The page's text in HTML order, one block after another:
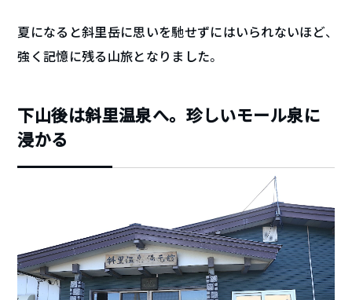
夏になると斜里岳に思いを馳せずにはいられないほど、
強く記憶に残る山旅となりました。
下山後は斜里温泉へ。珍しいモール泉に
浸かる